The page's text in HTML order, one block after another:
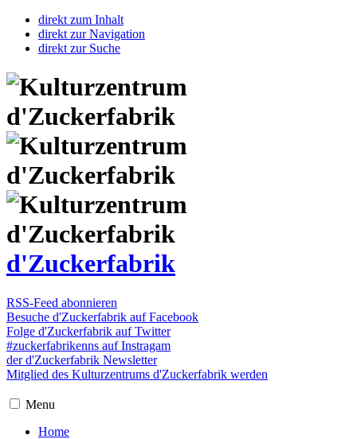
direkt zum Inhalt
direkt zur Navigation
direkt zur Suche
d'Zuckerfabrik
RSS-Feed abonnieren
Besuche d'Zuckerfabrik auf Facebook
Folge d'Zuckerfabrik auf Twitter
#zuckerfabrikenns auf Instragam
der d'Zuckerfabrik Newsletter
Mitglied des Kulturzentrums d'Zuckerfabrik werden
Menu
Home